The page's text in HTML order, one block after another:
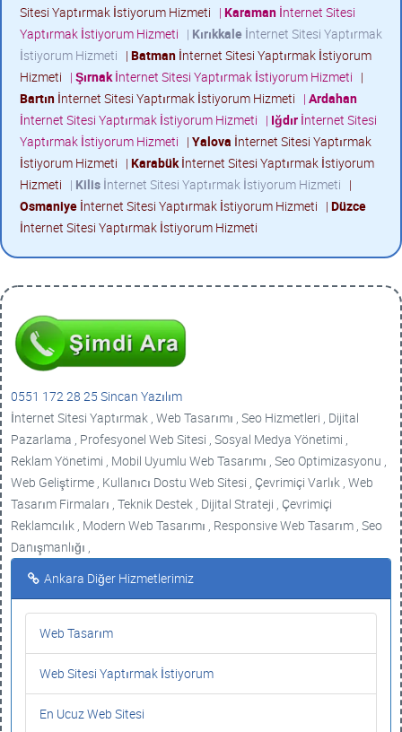
Sitesi Yaptırmak İstiyorum Hizmeti | Karaman İnternet Sitesi
Yaptırmak İstiyorum Hizmeti | Kırıkkale İnternet Sitesi Yaptırmak
İstiyorum Hizmeti | Batman İnternet Sitesi Yaptırmak İstiyorum
Hizmeti | Şırnakİnternet Sitesi Yaptırmak İstiyorum Hizmeti |
Bartın İnternet Sitesi Yaptırmak İstiyorum Hizmeti | Ardahan
İnternet Sitesi Yaptırmak İstiyorum Hizmeti | Iğdır İnternet Sitesi
Yaptırmak İstiyorum Hizmeti | Yalova İnternet Sitesi Yaptırmak
İstiyorum Hizmeti | Karabükİnternet Sitesi Yaptırmak İstiyorum
Hizmeti | Kilis İnternet Sitesi Yaptırmak İstiyorum Hizmeti |
Osmaniye İnternet Sitesi Yaptırmak İstiyorum Hizmeti | Düzce
İnternet Sitesi Yaptırmak İstiyorum Hizmeti
0551 172 28 25 Sincan Yazılım
İnternet Sitesi Yaptırmak , Web Tasarımı , Seo Hizmetleri , Dijital
Pazarlama , Profesyonel Web Sitesi , Sosyal Medya Yönetimi ,
Reklam Yönetimi , Mobil Uyumlu Web Tasarımı , Seo Optimizasyonu ,
Web Geliştirme , Kullanıcı Dostu Web Sitesi , Çevrimiçi Varlık , Web
Tasarım Firmaları , Teknik Destek , Dijital Strateji , Çevrimiçi
Reklamcılık , Modern Web Tasarımı , Responsive Web Tasarım , Seo
Danışmanlığı ,
Ankara Diğer Hizmetlerimiz
Web Tasarım
Web Sitesi Yaptırmak İstiyorum
En Ucuz Web Sitesi